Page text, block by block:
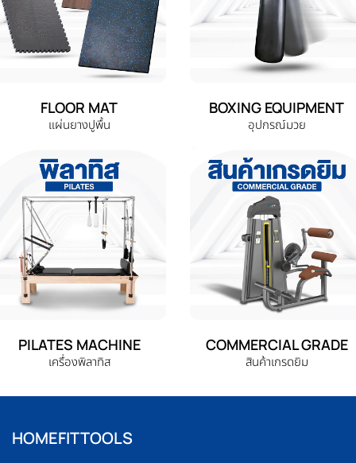
FLOOR MAT
แผ่นยางปูพื้น
BOXING EQUIPMENT
อุปกรณ์มวย
PILATES MACHINE
เครื่องพิลาทิส
COMMERCIAL GRADE
สินค้าเกรดยิม
HOMEFITTOOLS